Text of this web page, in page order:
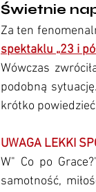
Świetnie
Za ten
spektaklu „23 i
Wówczas
podobną
krótko
UWAGA LEKKI
W" Co po
samotność,